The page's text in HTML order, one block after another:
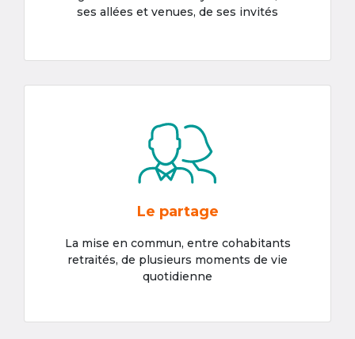
ses allées et venues, de ses invités
Le partage
La mise en commun, entre cohabitants
retraités, de plusieurs moments de vie
quotidienne